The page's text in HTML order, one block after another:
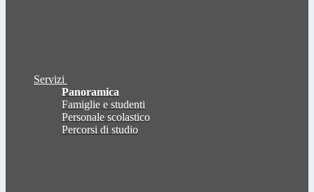
Servizi
Panoramica
Famiglie e studenti
Personale scolastico
Percorsi di studio